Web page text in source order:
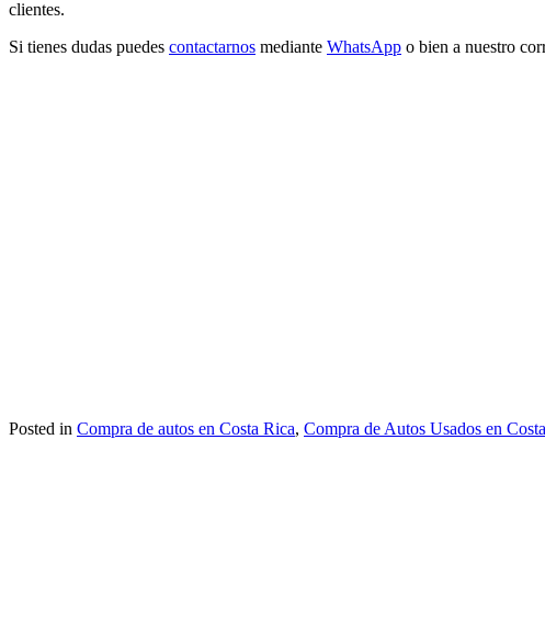
clientes.
Si tienes dudas puedes contactarnos mediante WhatsApp o bien a nuestro
Posted in Compra de autos en Costa Rica, Compra de Autos Usados en